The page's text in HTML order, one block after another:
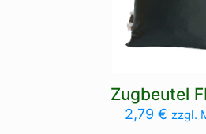
Zugbeutel
2,79€ zzgl.